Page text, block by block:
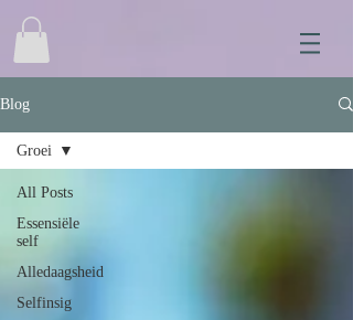
Blog
All Posts
Essensiële
self
Alledaagsheid
Selfinsig
Groei